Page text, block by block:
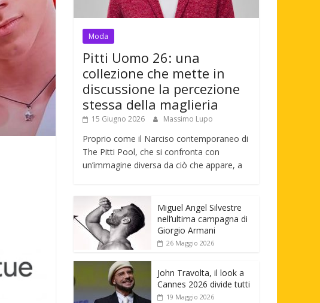
Moda
Pitti Uomo 26: una
collezione che mette in
discussione la percezione
stessa della maglieria
15 Giugno 2026 Massimo Lupo
Proprio come il Narciso contemporaneo di
The Pitti Pool, che si confronta con
un’immagine diversa da ciò che appare, a
Miguel Angel Silvestre
nell’ultima campagna di
Giorgio Armani
26 Maggio 2026
John Travolta, il look a
Cannes 2026 divide tutti
19 Maggio 2026